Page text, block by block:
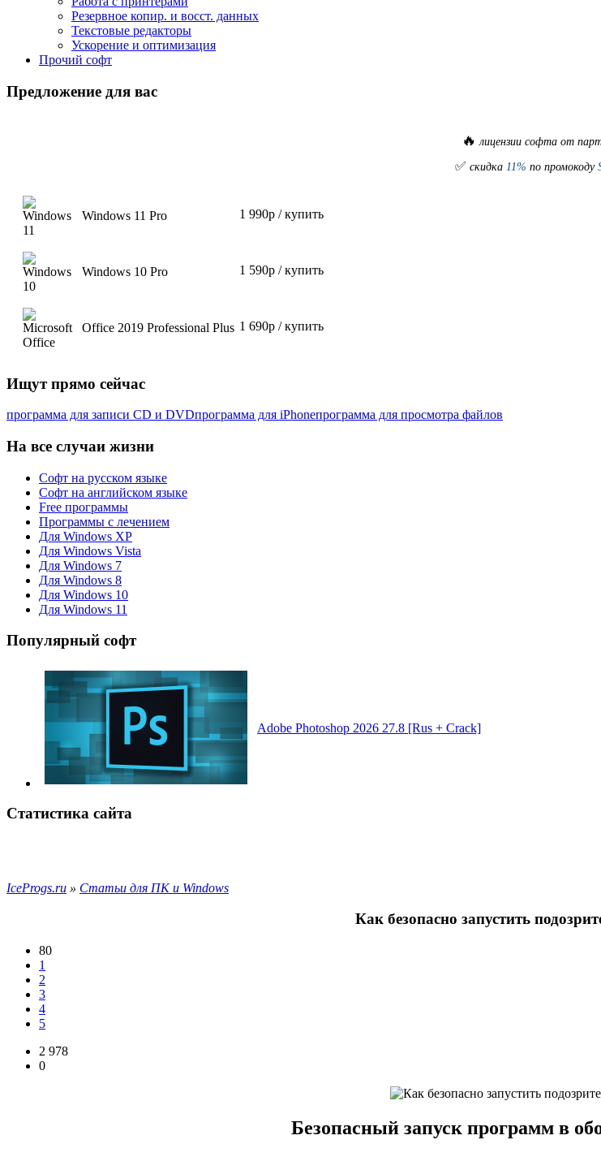
Резервное копир. и восст. данных
Текстовые редакторы
Ускорение и оптимизация
Прочий софт
Предложение для вас
🔥 лицензии софта от
✅ скидка 11% по промокоду
Windows 11 Pro 1 990р / купить
Windows 10 Pro 1 590р / купить
Office 2019 Professional Plus 1 690р / купить
Ищут прямо сейчас
программа для записи CD и DVDпрограмма для iPhoneпрограмма для просмотра файлов
На все случаи жизни
Софт на русском языке
Софт на английском языке
Free программы
Программы с лечением
Для Windows XP
Для Windows Vista
Для Windows 7
Для Windows 8
Для Windows 10
Для Windows 11
Популярный софт
Adobe Photoshop 2026 27.8 [Rus + Crack]
Статистика сайта
IceProgs.ru » Статьи для ПК и Windows
Как безопасно запустить
80
1
2
3
4
5
2 978
0
Безопасный запуск программ в